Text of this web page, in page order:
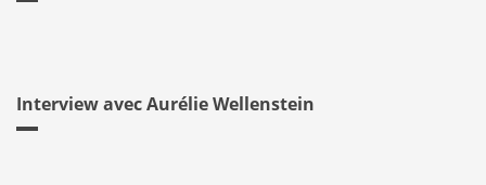
Interview avec Aurélie Wellenstein